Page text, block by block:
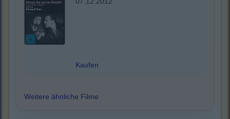
Kaufen
Weitere ähnliche Filme